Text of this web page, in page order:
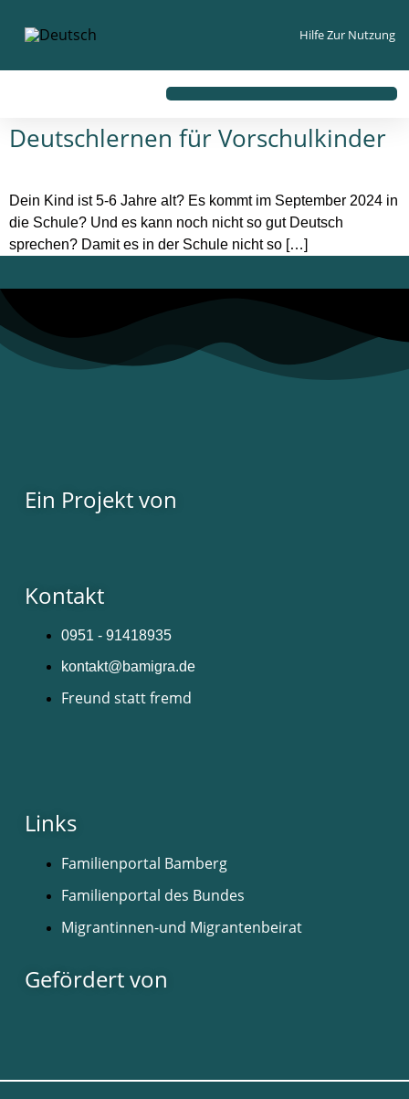
Hilfe Zur Nutzung
Deutschlernen für Vorschulkinder
Dein Kind ist 5-6 Jahre alt? Es kommt im September 2024 in
die Schule? Und es kann noch nicht so gut Deutsch
sprechen? Damit es in der Schule nicht so […]
Ein Projekt von
Kontakt
0951 - 91418935
kontakt@bamigra.de
Freund statt fremd
Links
Familienportal Bamberg
Familienportal des Bundes
Migrantinnen-und Migrantenbeirat
Gefördert von